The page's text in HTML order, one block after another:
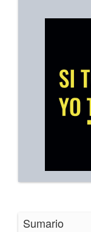
Sumario